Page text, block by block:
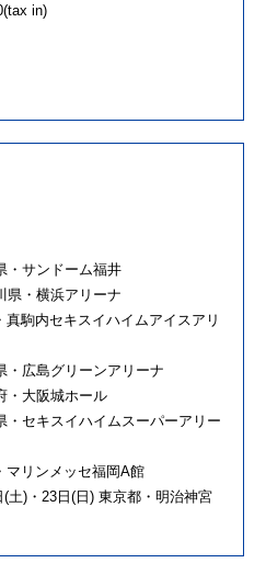
in)
・サンドーム福井
県・横浜アリーナ
駒内セキスイハイムアイスアリ
・広島グリーンアリーナ
・大阪城ホール
・セキスイハイムスーパーアリー
マリンメッセ福岡A館
土)・23日(日) 東京都・明治神宮